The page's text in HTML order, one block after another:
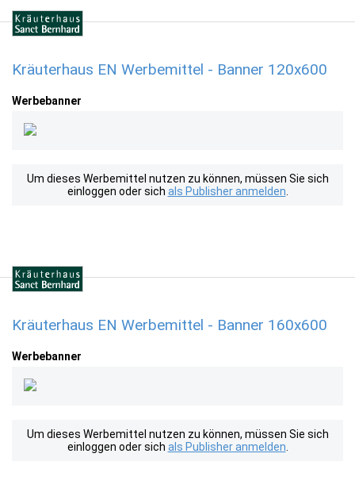
Kräuterhaus EN Werbemittel - Banner 120x600
Werbebanner
Um dieses Werbemittel nutzen zu können, müssen Sie sich
einloggen oder sich als Publisher anmelden
Kräuterhaus EN Werbemittel - Banner 160x600
Werbebanner
Um dieses Werbemittel nutzen zu können, müssen Sie sich
einloggen oder sich als Publisher anmelden